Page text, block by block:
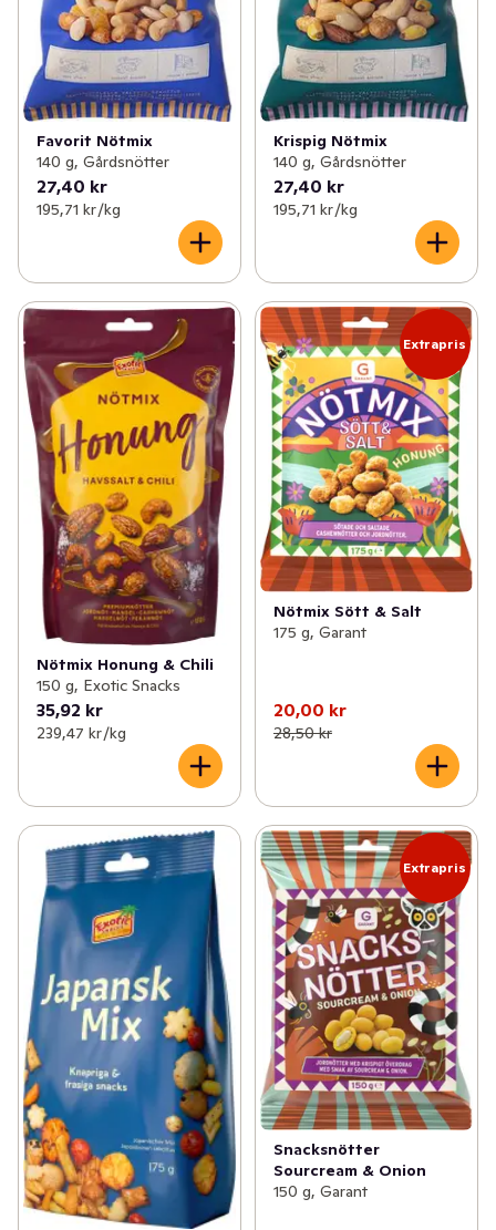
Favorit Nötmix
140 g, Gårdsnötter
27,40 kr
195,71 kr /kg
Krispig Nötmix
140 g, Gårdsnötter
27,40 kr
195,71 kr /kg
Nötmix Honung & Chili
150 g, Exotic Snacks
35,92 kr
239,47 kr /kg
Extrapris
Nötmix Sött & Salt
175 g, Garant
20,00 kr
28,50 kr
Extrapris
Snacksnötter
Sourcream & Onion
150 g, Garant